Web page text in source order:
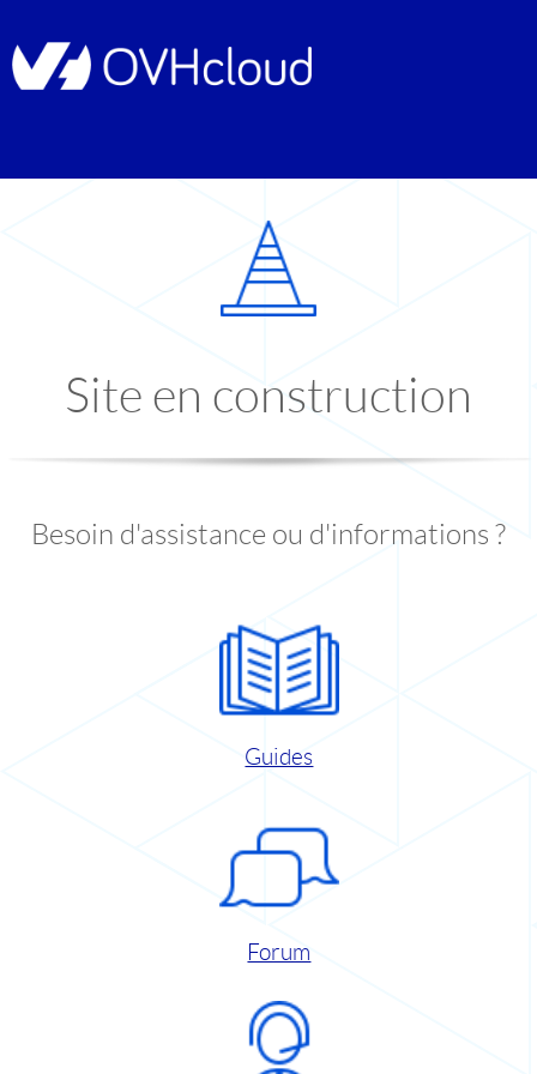
Site en construction
Besoin d'assistance ou d'informations ?
Guides
Forum